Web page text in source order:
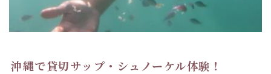
沖縄で貸切サップ・シュノーケル体験！